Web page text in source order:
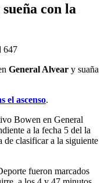
con la
647
General Alvear y suaña
el ascenso.
Bowen en General
a la fecha 5 del la
clasificar a la siguiente
fueron marcados